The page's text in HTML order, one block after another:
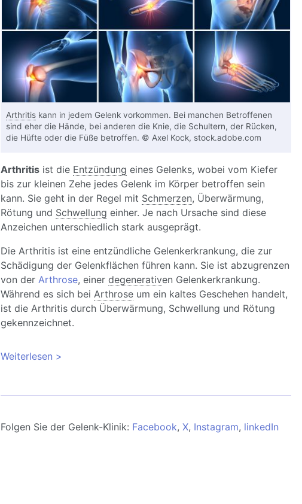
Arthritiskann in jedem Gelenk vorkommen. Bei manchen Betroffenen
sind eher die Hände, bei anderen die Knie, die Schultern, der Rücken,
die Hüfte oder die Füße betroffen. © Axel Kock, stock.adobe.com
Arthritisist die Entzündung eines Gelenks, wobei vom Kiefer
bis zur kleinen Zehe jedes Gelenk im Körper betroffen sein
kann. Sie geht in der Regel mit Schmerzen, Überwärmung,
Rötung und Schwellung einher. Je nach Ursache sind diese
Anzeichen unterschiedlich stark ausgeprägt.
Die Arthritis ist eine entzündliche Gelenkerkrankung, die zur
Schädigung der Gelenkflächen führen kann. Sie ist abzugrenzen
von der Arthrose, einer degenerativen Gelenkerkrankung.
Während es sich bei Arthroseum ein kaltes Geschehen handelt,
ist die Arthritis durch Überwärmung, Schwellung und Rötung
gekennzeichnet.
Weiterlesen über Arthritis: Ursachen, Symptome und Behandlung
Folgen Sie der Gelenk-Klinik: Facebook, X, Instagram, linkedIn